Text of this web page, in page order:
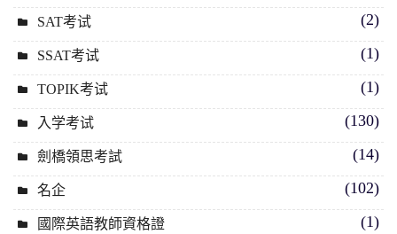
SAT考试 (2)
SSAT考试 (1)
TOPIK考试 (1)
入学考试 (130)
劍橋領思考試 (14)
名企 (102)
國際英語教師資格證 (1)